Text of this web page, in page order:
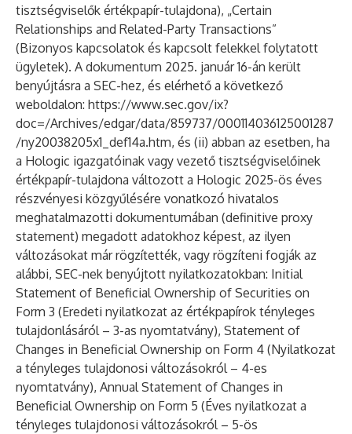
tisztségviselők értékpapír-tulajdona), „Certain
Relationships and Related-Party Transactions”
(Bizonyos kapcsolatok és kapcsolt felekkel folytatott
ügyletek). A dokumentum 2025. január 16-án került
benyújtásra a SEC-hez, és elérhető a következő
weboldalon: https://www.sec.gov/ix?
doc=/Archives/edgar/data/859737/000114036125001287
/ny20038205x1_def14a.htm, és (ii) abban az esetben, ha
a Hologic igazgatóinak vagy vezető tisztségviselőinek
értékpapír-tulajdona változott a Hologic 2025-ös éves
részvényesi közgyűlésére vonatkozó hivatalos
meghatalmazotti dokumentumában (definitive proxy
statement) megadott adatokhoz képest, az ilyen
változásokat már rögzítették, vagy rögzíteni fogják az
alábbi, SEC-nek benyújtott nyilatkozatokban: Initial
Statement of Beneficial Ownership of Securities on
Form 3 (Eredeti nyilatkozat az értékpapírok tényleges
tulajdonlásáról – 3-as nyomtatvány), Statement of
Changes in Beneficial Ownership on Form 4 (Nyilatkozat
a tényleges tulajdonosi változásokról – 4-es
nyomtatvány), Annual Statement of Changes in
Beneficial Ownership on Form 5 (Éves nyilatkozat a
tényleges tulajdonosi változásokról – 5-ös